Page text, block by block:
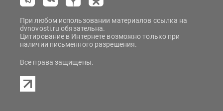
При любом использовании материалов ссылка на
dvnovosti.ru обязательна.
Цитирование в Интернете возможно только при
наличии письменного разрешения.
Все права защищены.